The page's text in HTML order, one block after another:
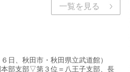
一覧を見る
日、秋田市・秋田県立武道館）
部支部▽第３位＝八王子支部、長